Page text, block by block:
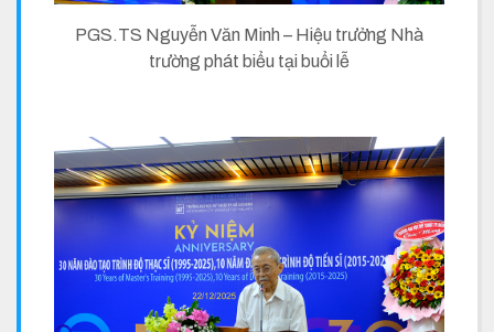
PGS.TS Nguyễn Văn Minh – Hiệu trưởng Nhà
trường phát biểu tại buổi lễ